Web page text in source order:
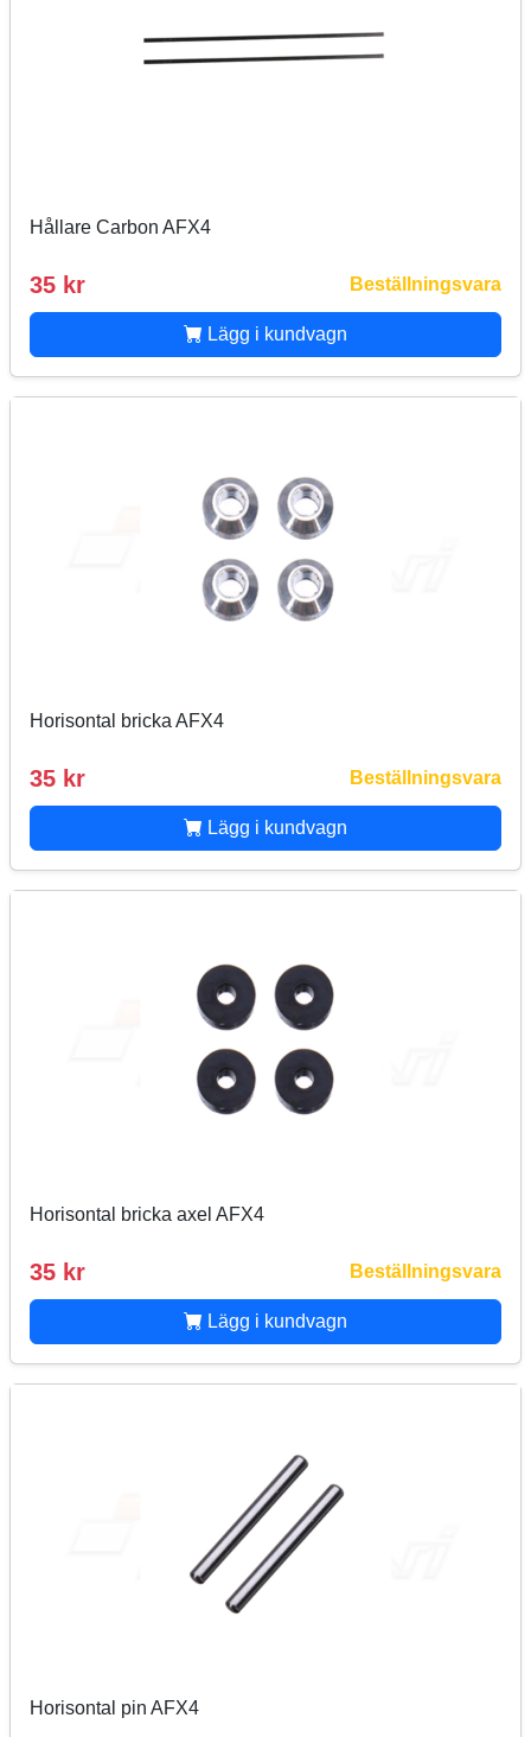
Hållare Carbon AFX4
35 kr Beställningsvara
Lägg i kundvagn
Horisontal bricka AFX4
35 kr Beställningsvara
Lägg i kundvagn
Horisontal bricka axel AFX4
35 kr Beställningsvara
Lägg i kundvagn
Horisontal pin AFX4